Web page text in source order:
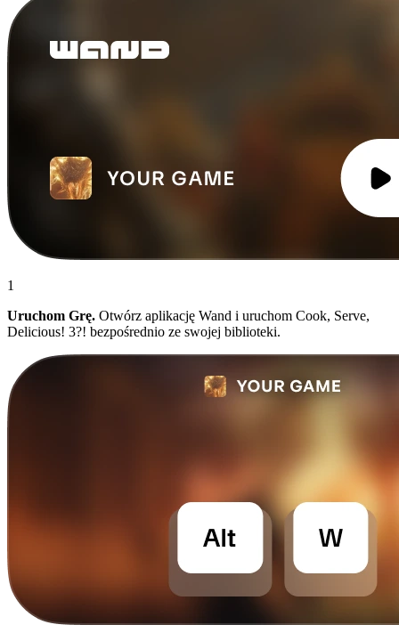
1
Uruchom Grę. Otwórz aplikację Wand i uruchom Cook, Serve,
Delicious! 3?! bezpośrednio ze swojej biblioteki.